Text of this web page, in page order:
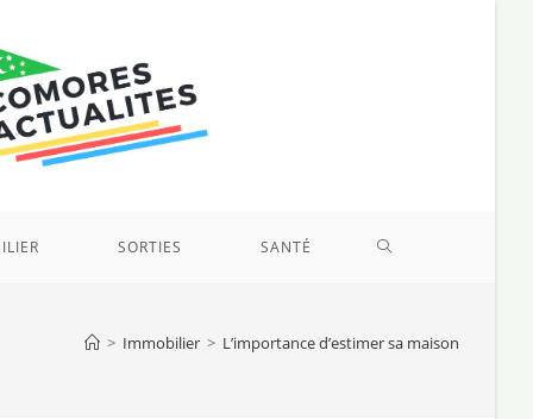
SORTIES SANTÉ TOGGLE
> Immobilier > L’importance d’estimer sa maison